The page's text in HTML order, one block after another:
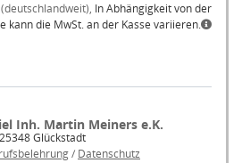
(deutschlandweit), In Abhängigkeit von der
kann die MwSt. an der Kasse variieren.
Inh. Martin Meiners e.K.
Glückstadt
/ Datenschutz